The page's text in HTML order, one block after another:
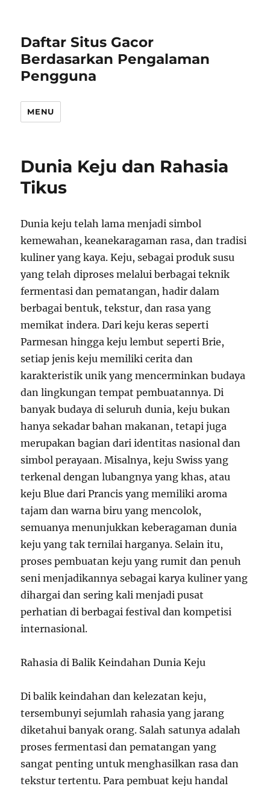
Daftar Situs Gacor
Berdasarkan Pengalaman
Pengguna
MENU
Dunia Keju dan Rahasia
Tikus
Dunia keju telah lama menjadi simbol
kemewahan, keanekaragaman rasa, dan tradisi
kuliner yang kaya. Keju, sebagai produk susu
yang telah diproses melalui berbagai teknik
fermentasi dan pematangan, hadir dalam
berbagai bentuk, tekstur, dan rasa yang
memikat indera. Dari keju keras seperti
Parmesan hingga keju lembut seperti Brie,
setiap jenis keju memiliki cerita dan
karakteristik unik yang mencerminkan budaya
dan lingkungan tempat pembuatannya. Di
banyak budaya di seluruh dunia, keju bukan
hanya sekadar bahan makanan, tetapi juga
merupakan bagian dari identitas nasional dan
simbol perayaan. Misalnya, keju Swiss yang
terkenal dengan lubangnya yang khas, atau
keju Blue dari Prancis yang memiliki aroma
tajam dan warna biru yang mencolok,
semuanya menunjukkan keberagaman dunia
keju yang tak ternilai harganya. Selain itu,
proses pembuatan keju yang rumit dan penuh
seni menjadikannya sebagai karya kuliner yang
dihargai dan sering kali menjadi pusat
perhatian di berbagai festival dan kompetisi
internasional.
Rahasia di Balik Keindahan Dunia Keju
Di balik keindahan dan kelezatan keju,
tersembunyi sejumlah rahasia yang jarang
diketahui banyak orang. Salah satunya adalah
proses fermentasi dan pematangan yang
sangat penting untuk menghasilkan rasa dan
tekstur tertentu. Para pembuat keju handal